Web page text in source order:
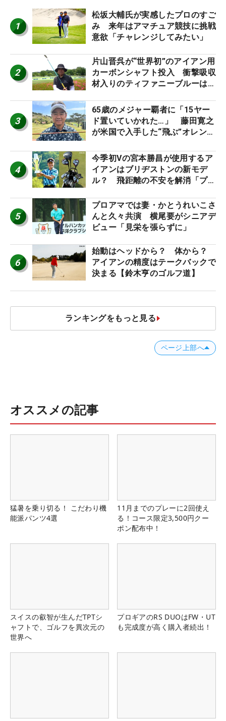
1
松坂大輔氏が実感したプロのすご
み 来年はアマチュア競技に挑戦
意欲「チャレンジしてみたい」
2
片山晋呉が“世界初”のアイアン用
カーボンシャフト投入 衝撃吸収
材入りのティファニーブルーは
3
65歳のメジャー覇者に「15ヤー
ド置いていかれた…」 藤田寛之
が米国で入手した“飛ぶ”オレンジ
4
今季初Vの宮本勝昌が使用するア
イアンはブリヂストンの新モデ
ル？ 飛距離の不安を解消「プラ
5
プロアマでは妻・かとうれいこさ
んと久々共演 横尾要がシニアデ
ビュー「見栄を張らずに」
6
始動はヘッドから？ 体から？
アイアンの精度はテークバックで
決まる【鈴木亨のゴルフ道】
ランキングをもっと見る
ページ上部へ
オススメの記事
猛暑を乗り切る！ こだわり機
能派パンツ4選
11月までのプレーに2回使え
る！コース限定3,500円クー
ポン配布中！
スイスの叡智が生んだTPTシ
ャフトで、ゴルフを異次元の
世界へ
プロギアのRS DUOはFW・UT
も完成度が高く購入者続出！